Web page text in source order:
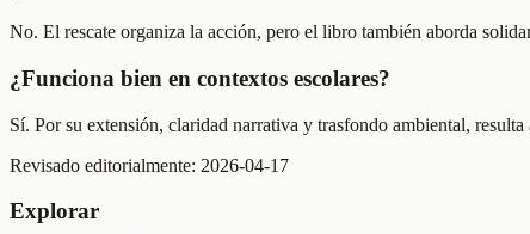
No. El rescate organiza la acción, pero el libro también aborda
¿Funciona bien en contextos escolares?
Sí. Por su extensión, claridad narrativa y trasfondo ambiental,
Revisado editorialmente: 2026-04-17
Explorar